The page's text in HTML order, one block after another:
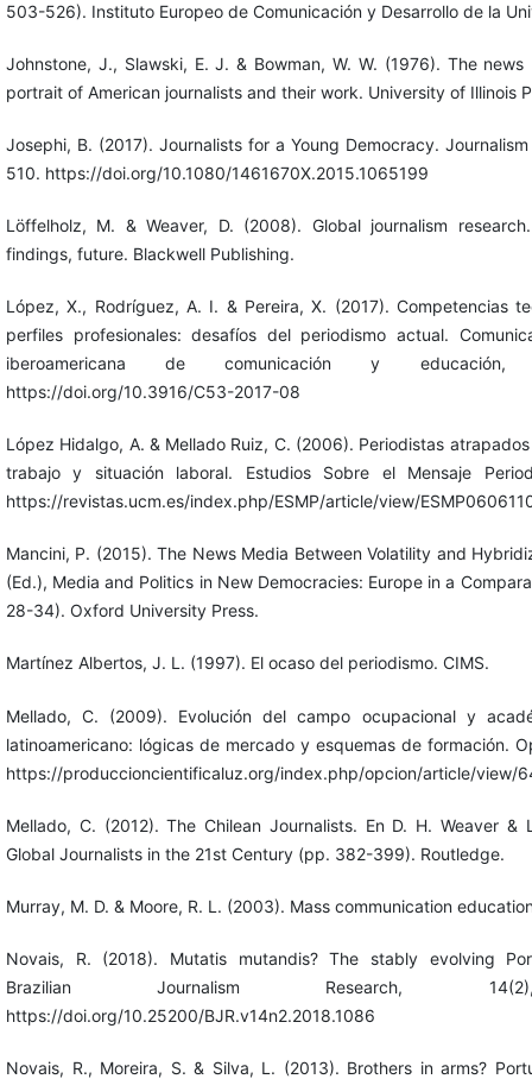
503-526). Instituto Europeo de Comunicación y Desarrollo de la
Johnstone, J., Slawski, E. J. & Bowman, W. W. (1976). The
portrait of American journalists and their work. University of Illinois
Josephi, B. (2017). Journalists for a Young Democracy.
510. https://doi.org/10.1080/1461670X.2015.1065199
Löffelholz, M. & Weaver, D. (2008). Global journalism
findings, future. Blackwell Publishing.
López, X., Rodríguez, A. I. & Pereira, X. (2017). Competencias
perfiles profesionales: desafíos del periodismo actual.
iberoamericana de comunicación y
https://doi.org/10.3916/C53-2017-08
López Hidalgo, A. & Mellado Ruiz, C. (2006). Periodistas
trabajo y situación laboral. Estudios Sobre el Mensaje
https://revistas.ucm.es/index.php/ESMP/article/view/
Mancini, P. (2015). The News Media Between Volatility and
(Ed.), Media and Politics in New Democracies: Europe in a
28-34). Oxford University Press.
Martínez Albertos, J. L. (1997). El ocaso del periodismo. CIMS.
Mellado, C. (2009). Evolución del campo ocupacional y
latinoamericano: lógicas de mercado y esquemas de formación.
https://produccioncientificaluz.org/index.php/opcion/article/view/
Mellado, C. (2012). The Chilean Journalists. En D. H. Weaver &
Global Journalists in the 21st Century (pp. 382-399). Routledge.
Murray, M. D. & Moore, R. L. (2003). Mass communication
Novais, R. (2018). Mutatis mutandis? The stably evolving
Brazilian Journalism Research,
https://doi.org/10.25200/BJR.v14n2.2018.1086
Novais, R., Moreira, S. & Silva, L. (2013). Brothers in arms?